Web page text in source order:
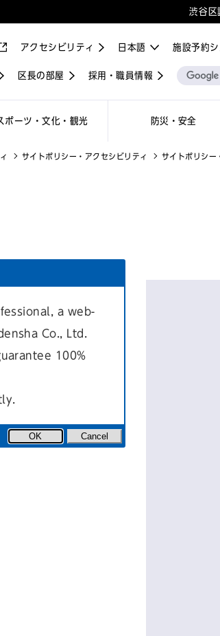
渋谷区
ポーツ・文化・観光 防災・安全
施設予約
区長の部屋 採用・職員情報
アクセシビリティ
サイトポリシー・アクセシビリティ サイトポリシー
。PDFファイルのリン
アログが表示されたりし
a web-
Co., Ltd.
100%
OK Cancel